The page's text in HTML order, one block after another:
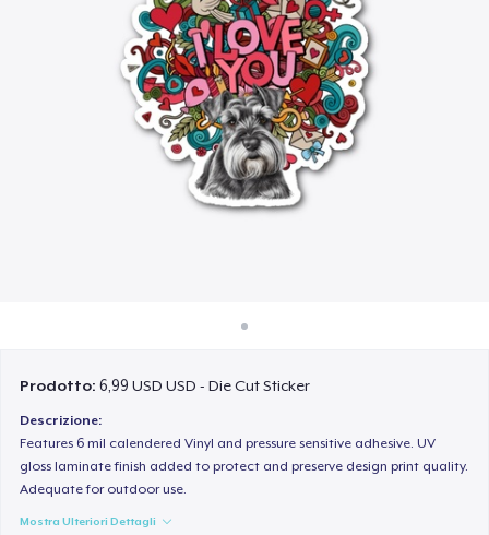
Vendi ovunque
Vendi qualsiasi cosa
Prodotto:6,99 USD USD - Die Cut Sticker
Descrizione:
Features 6 mil calendered Vinyl and pressure sensitive adhesive. UV
gloss laminate finish added to protect and preserve design print quality.
Adequate for outdoor use.
Mostra Ulteriori Dettagli